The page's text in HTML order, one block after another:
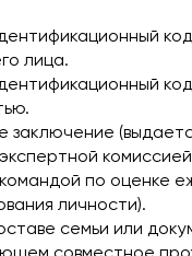
код
лица.
заключение
по оценке
личности).
семьи или